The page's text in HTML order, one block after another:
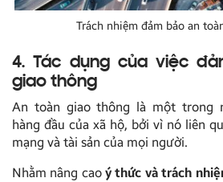
Trách nhiệm đảm bảo an
4. Tác dụng của việc
giao thông
An toàn giao thông là một trong
hàng đầu của xã hộ, bởi vì nó liên
mạng và tài sản của mọi người.
Nhằm nâng caoý thức và trách